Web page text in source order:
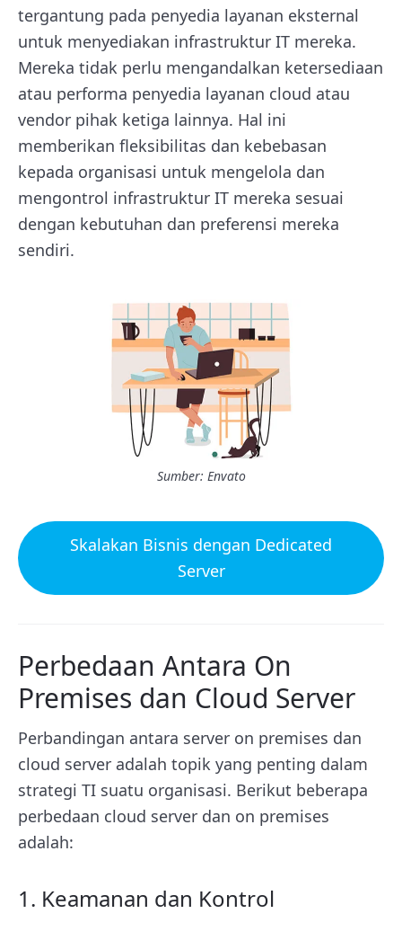
tergantung pada penyedia layanan eksternal
untuk menyediakan infrastruktur IT mereka.
Mereka tidak perlu mengandalkan ketersediaan
atau performa penyedia layanan cloud atau
vendor pihak ketiga lainnya. Hal ini
memberikan fleksibilitas dan kebebasan
kepada organisasi untuk mengelola dan
mengontrol infrastruktur IT mereka sesuai
dengan kebutuhan dan preferensi mereka
sendiri.
Sumber: Envato
Skalakan Bisnis dengan Dedicated
Server
Perbedaan Antara On
Premises dan Cloud Server
Perbandingan antara server on premises dan
cloud server adalah topik yang penting dalam
strategi TI suatu organisasi. Berikut beberapa
perbedaan cloud server dan on premises
adalah:
1. Keamanan dan Kontrol